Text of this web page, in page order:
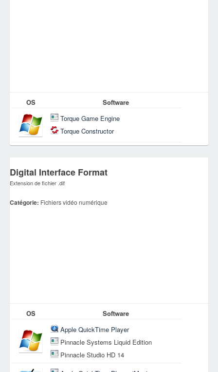
OS
Software
Torque Game Engine
Torque Constructor
Digital Interface Format
Extension de fichier .dif
Catégorie: Fichiers vidéo numérique
OS
Software
Apple QuickTime Player
Pinnacle Systems Liquid Edition
Pinnacle Studio HD 14